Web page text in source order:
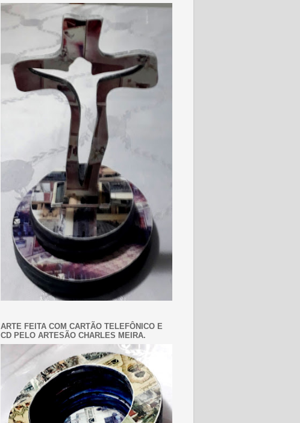
ARTE FEITA COM CARTÃO TELEFÔNICO E
CD PELO ARTESÃO CHARLES MEIRA.